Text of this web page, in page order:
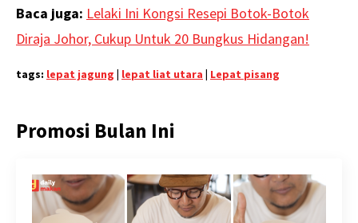
Baca juga: Lelaki Ini Kongsi Resepi Botok-Botok
Diraja Johor, Cukup Untuk 20 Bungkus Hidangan!
tags: lepat jagung | lepat liat utara | Lepat pisang
Promosi Bulan Ini